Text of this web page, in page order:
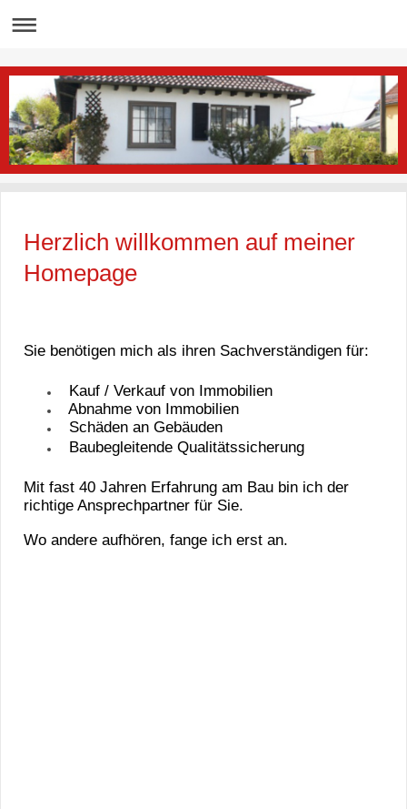
Herzlich willkommen auf meiner
Homepage
Sie benötigen mich als ihren Sachverständigen für:
Kauf / Verkauf von Immobilien
Abnahme von Immobilien
Schäden an Gebäuden
Baubegleitende Qualitätssicherung
Mit fast 40 Jahren Erfahrung am Bau bin ich der
richtige Ansprechpartner für Sie.
Wo andere aufhören, fange ich erst an.